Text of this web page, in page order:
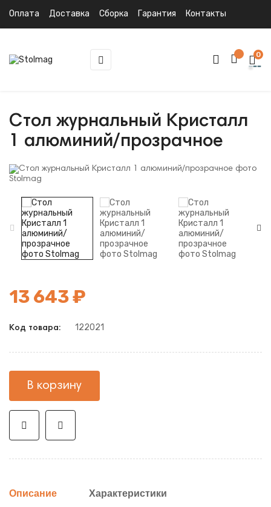
Оплата Доставка Сборка Гарантия Контакты
Toggle
navigation
☰ 0
Стол журнальный Кристалл
1 алюминий/прозрачное
13 643 ₽
Код товара: 122021
В корзину
Описание Характеристики